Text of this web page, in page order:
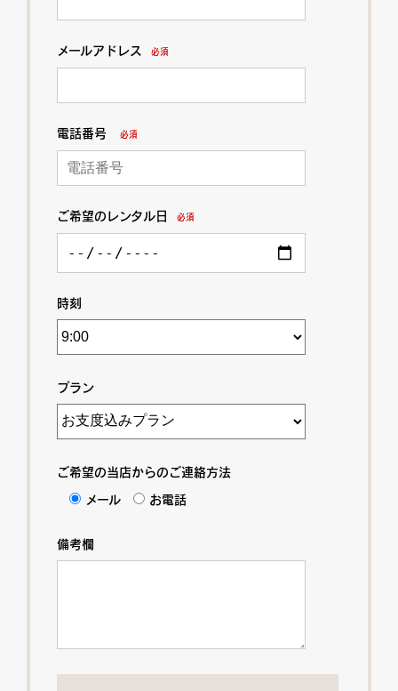
メールアドレス 必須
電話番号 必須
ご希望のレンタル日 必須
時刻
プラン
ご希望の当店からのご連絡方法
メール お電話
備考欄